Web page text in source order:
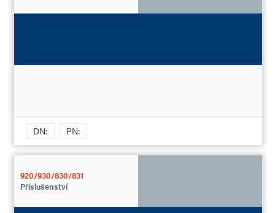
DN: PN:
920/930/830/831
Příslušenství